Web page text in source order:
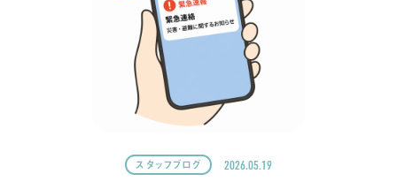
スタッフブログ 2026.05.19